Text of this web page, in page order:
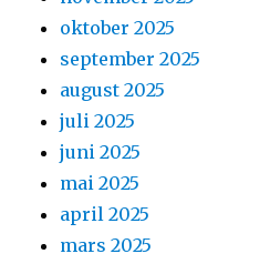
oktober 2025
september 2025
august 2025
juli 2025
juni 2025
mai 2025
april 2025
mars 2025